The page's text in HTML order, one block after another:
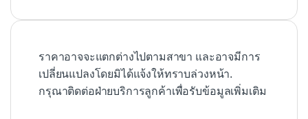
ราคาอาจจะแตกต่างไปตามสาขา และอาจมีการ
เปลี่ยนแปลงโดยมิได้แจ้งให้ทราบล่วงหน้า.
กรุณาติดต่อฝ่ายบริการลูกค้าเพื่อรับข้อมูลเพิ่มเติม